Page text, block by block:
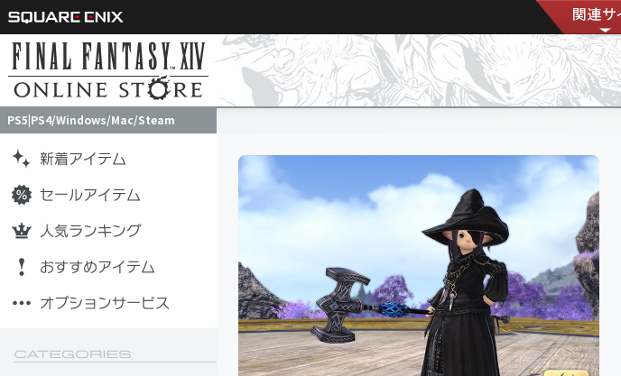
PS5|PS4/Windows/Mac/Steam
PS5|PS4/Windows/Mac/Steam